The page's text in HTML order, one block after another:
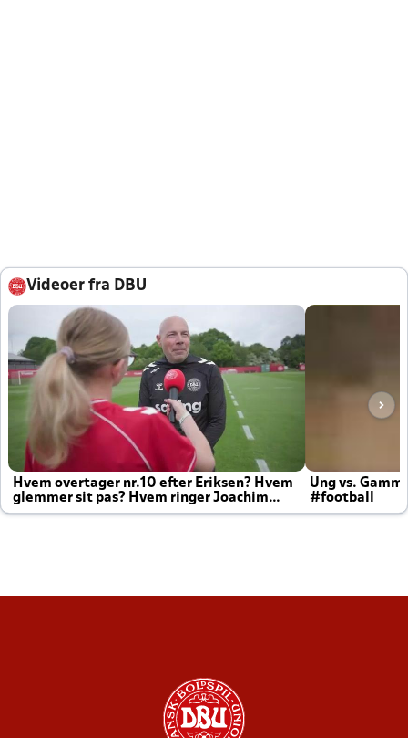
Videoer fra DBU
Hvem overtager nr.10 efter Eriksen? Hvem
glemmer sit pas? Hvem ringer Joachim
altid til efter kampe?
Ung vs.
#football